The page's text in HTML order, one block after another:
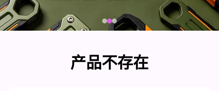
产品不存在